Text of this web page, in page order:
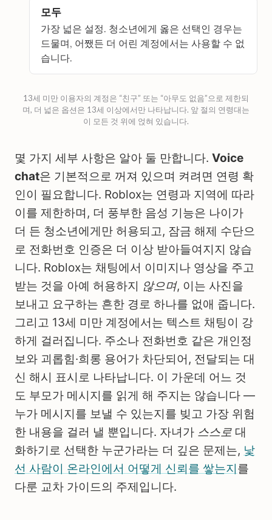
모두
가장 넓은 설정. 청소년에게 옳은 선택인 경우는
드물며, 어쨌든 더 어린 계정에서는 사용할 수 없
습니다.
13세 미만 이용자의 계정은 “친구” 또는 “아무도 없음”으로 제한되
며, 더 넓은 옵션은 13세 이상에서만 나타납니다. 앞 절의 연령대는
이 모든 것 위에 얹혀 있습니다.
몇 가지 세부 사항은 알아 둘 만합니다. Voice
chat은 기본적으로 꺼져 있으며 켜려면 연령 확
인이 필요합니다. Roblox는 연령과 지역에 따라
이를 제한하며, 더 풍부한 음성 기능은 나이가
더 든 청소년에게만 허용되고, 잠금 해제 수단으
로 전화번호 인증은 더 이상 받아들여지지 않습
니다. Roblox는 채팅에서 이미지나 영상을 주고
받는 것을 아예 허용하지 않으며, 이는 사진을
보내고 요구하는 흔한 경로 하나를 없애 줍니다.
그리고 13세 미만 계정에서는 텍스트 채팅이 강
하게 걸러집니다. 주소나 전화번호 같은 개인정
보와 괴롭힘·희롱 용어가 차단되어, 전달되는 대
신 해시 표시로 나타납니다. 이 가운데 어느 것
도 부모가 메시지를 읽게 해 주지는 않습니다 —
누가 메시지를 보낼 수 있는지를 빚고 가장 위험
한 내용을 걸러 낼 뿐입니다. 자녀가 스스로 대
화하기로 선택한 누군가라는 더 깊은 문제는, 낯
선 사람이 온라인에서 어떻게 신뢰를 쌓는지를
다룬 교차 가이드의 주제입니다.